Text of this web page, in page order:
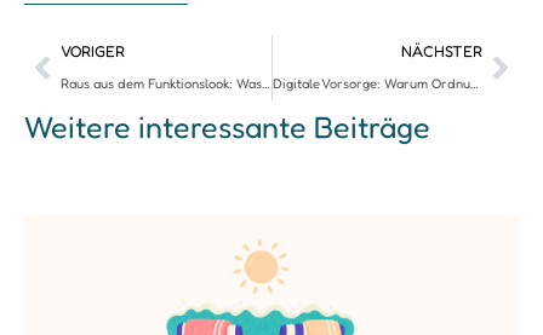
VORIGER
Raus aus dem Funktionslook: Was dein Kleiderschrank über dich verrät
NÄCHSTER
Digitale Vorsorge: Warum Ordnung auch im Ernstfall zählt
Weitere interessante Beiträge